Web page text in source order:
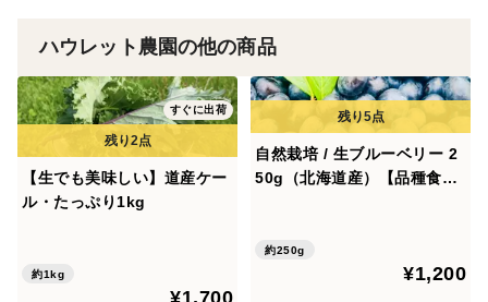
当園の冷凍ハスカップは、ハスカップ栽培のパイオニア
として知られる十勝のベテラン生産者さんから直々に譲
り受けた野生に近いレア品種や、最新の高糖度な大粒品
種など、5種類ほどをバランス良くブレンド。#農薬や除
草剤はもちろんのこと、肥料類も一切しようせず自然の
力だけで栽培しています。
バラエテイ豊かな風味のハスカップでつくるジャムは、
ハウレット農園の他の商品
すぐに出荷
【生でも美味しい】道産ケー
ル・たっぷり1kg
約1kg
¥1,700
自然栽培 / 生ブルーベリー 2
50g（北海道産）【品種食べ
約250g
¥1,200